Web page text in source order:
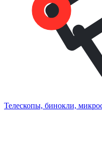
Телескопы, бинокли,